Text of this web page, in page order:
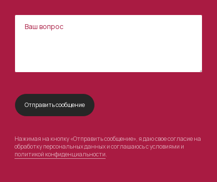
Нажимая на кнопку «Отправить сообщение», я даю свое согласие на
обработку персональных данных и соглашаюсь с условиями и
политикой конфиденциальности.